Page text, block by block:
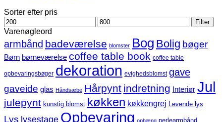
Sorter efter pris
Mindste
pris
Højeste
pris
Filter
Varenøgleord
armbånd badeværelse blomster Bog Bolig bøger
Børn børneværelse coffee table book coffee table
opbevaringsbøger dekoration evighedsblomst gave
gaveide glas Håndsæbe Hårpynt indretning Interiør Jul
julepynt kunstig blomst køkken køkkengrej Levende lys
Lys lysestage Opbevaring ophæng perlearmbånd